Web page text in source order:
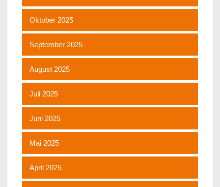
Oktober 2025
September 2025
August 2025
Juli 2025
Juni 2025
Mai 2025
April 2025